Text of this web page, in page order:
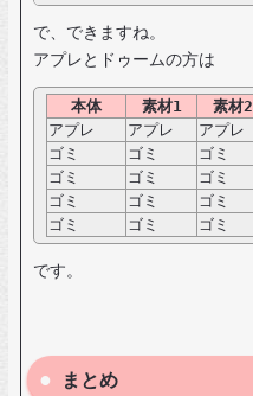
で、できますね。
アプレとドゥームの方は
本体 素材1 素材2
アプレ
アプレ アプレ
ゴミ
ゴミ ゴミ
ゴミ
ゴミ ゴミ
ゴミ
ゴミ ゴミ
ゴミ
ゴミ ゴミ
です。
まとめ